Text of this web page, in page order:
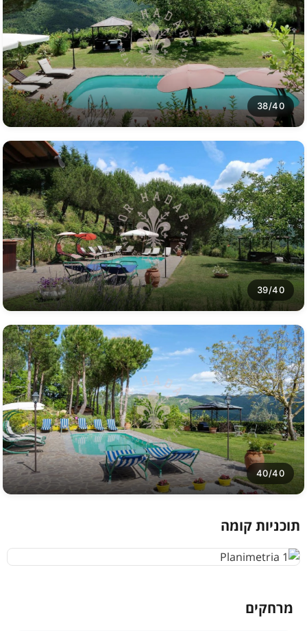
38/40
39/40
40/40
תוכניות קומה
מרחקים